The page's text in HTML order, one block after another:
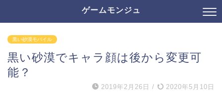
ゲームモンジュ
黒い砂漠モバイル
黒い砂漠でキャラ顔は後から変更可
能？
2019年2月26日 / 2020年5月10日